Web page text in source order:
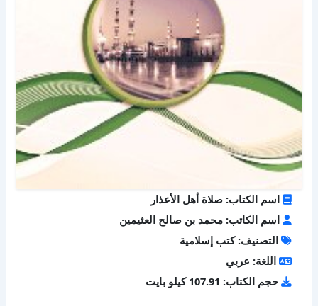
اسم الكتاب: صلاة أهل الأعذار
اسم الكاتب: محمد بن صالح العثيمين
التصنيف: كتب إسلامية
اللغة: عربي
حجم الكتاب: 107.91 كيلو بايت